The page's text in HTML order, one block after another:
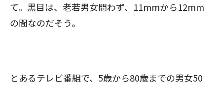
て。黒目は、老若男女問わず、11mmから12mm
の間なのだそう。
とあるテレビ番組で、5歳から80歳までの男女50